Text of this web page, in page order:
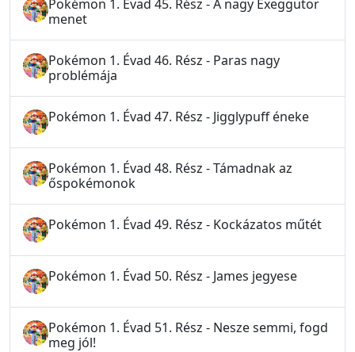
Pokémon 1. Évad 45. Rész - A nagy Exeggutor
menet
Pokémon 1. Évad 46. Rész - Paras nagy
problémája
Pokémon 1. Évad 47. Rész - Jigglypuff éneke
Pokémon 1. Évad 48. Rész - Támadnak az
őspokémonok
Pokémon 1. Évad 49. Rész - Kockázatos műtét
Pokémon 1. Évad 50. Rész - James jegyese
Pokémon 1. Évad 51. Rész - Nesze semmi, fogd
meg jól!